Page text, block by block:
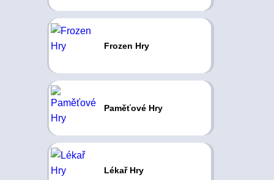
Frozen Hry
Paměťové Hry
Lékař Hry